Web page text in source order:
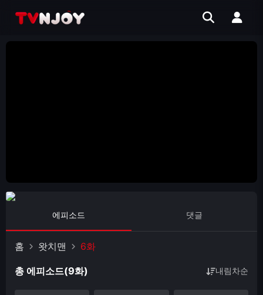
에피소드 댓글
홈 왓치맨 6화
총 에피소드(9화) 내림차순